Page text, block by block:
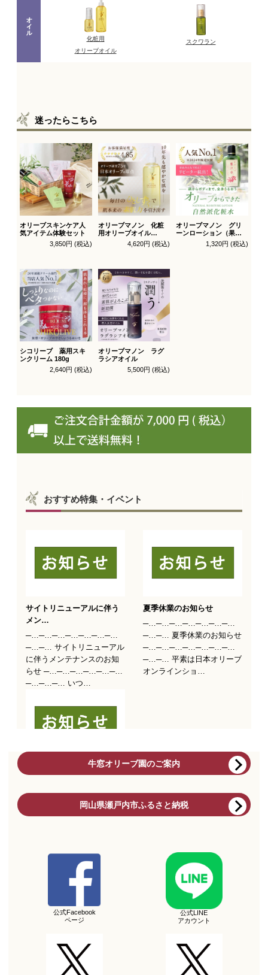
迷ったらこちら
オリーブスキンケア人
気アイテム体験セット
3,850円 (税込)
オリーブマノン 化粧
用オリーブオイル
4,620円 (税込)
オリーブマノン グリ
ーンローション（果汁
1,320円 (税込)
シコリーブ 薬用スキ
ンクリーム 180g
2,640円 (税込)
オリーブマノン ラグ
ラシアオイル
5,500円 (税込)
牛窓オリーブ園のご案内
岡山県瀬戸内市ふるさと納税
公式Facebook
ページ
公式LINE
アカウント